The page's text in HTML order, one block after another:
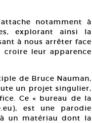
notamment à
explorant ainsi la
à nous arrêter face
croire leur apparence
de Bruce Nauman,
un projet singulier,
Ce « bureau de la
est une parodie
un matériau dont la